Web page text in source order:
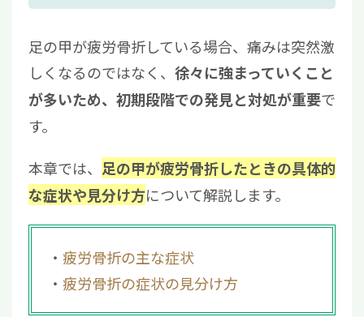
足の甲が疲労骨折している場合、痛みは突然激
しくなるのではなく、 徐々に強まっていくこと
が多いため、初期段階での発見と対処が重要で
す。
本章では、 足の甲が疲労骨折したときの具体的
な症状や見分け方について解説します。
疲労骨折の主な症状
疲労骨折の症状の見分け方